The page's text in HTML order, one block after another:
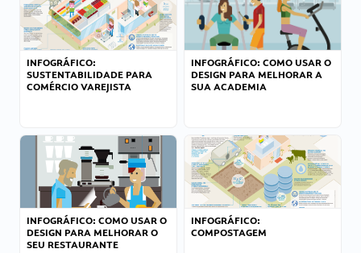
INFOGRÁFICO:
SUSTENTABILIDADE PARA
COMÉRCIO VAREJISTA
INFOGRÁFICO: COMO USAR O
DESIGN PARA MELHORAR A
SUA ACADEMIA
INFOGRÁFICO: COMO USAR O
DESIGN PARA MELHORAR O
SEU RESTAURANTE
INFOGRÁFICO:
COMPOSTAGEM